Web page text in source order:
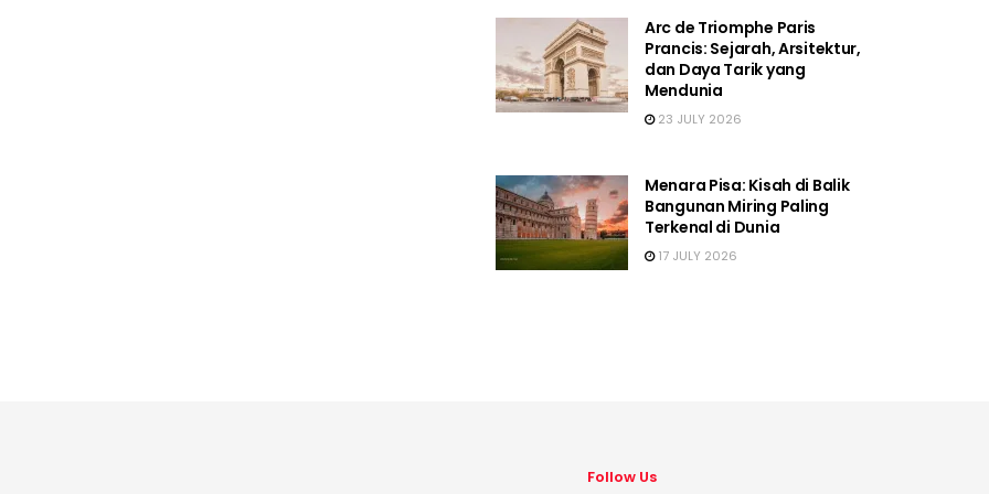
Arc de Triomphe Paris
Prancis: Sejarah, Arsitektur,
dan Daya Tarik yang
Mendunia
23 JULY 2026
Menara Pisa: Kisah di Balik
Bangunan Miring Paling
Terkenal di Dunia
17 JULY 2026
Follow Us